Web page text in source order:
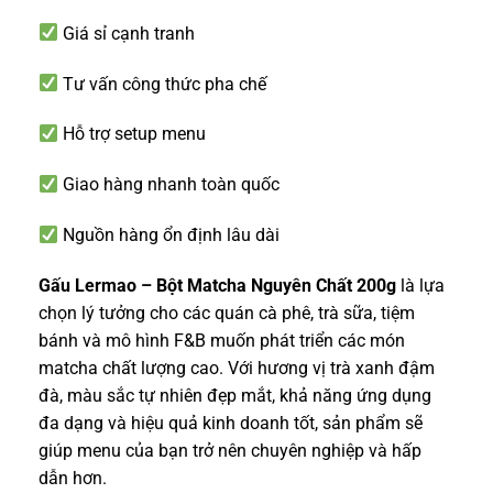
Giá sỉ cạnh tranh
Tư vấn công thức pha chế
Hỗ trợ setup menu
Giao hàng nhanh toàn quốc
Nguồn hàng ổn định lâu dài
Gấu Lermao – Bột Matcha Nguyên Chất 200g là lựa
chọn lý tưởng cho các quán cà phê, trà sữa, tiệm
bánh và mô hình F&B muốn phát triển các món
matcha chất lượng cao. Với hương vị trà xanh đậm
đà, màu sắc tự nhiên đẹp mắt, khả năng ứng dụng
đa dạng và hiệu quả kinh doanh tốt, sản phẩm sẽ
giúp menu của bạn trở nên chuyên nghiệp và hấp
dẫn hơn.